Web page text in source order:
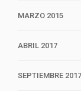
MARZO 2015
ABRIL 2017
SEPTIEMBRE 2017